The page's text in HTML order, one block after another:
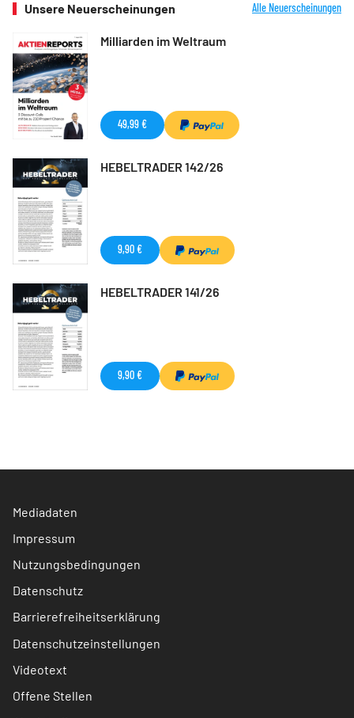
Unsere Neuerscheinungen Alle Neuerscheinungen
Milliarden im Weltraum
49,99 €
HEBELTRADER 142/26
9,90 €
HEBELTRADER 141/26
9,90 €
Mediadaten
Impressum
Nutzungsbedingungen
Datenschutz
Barrierefreiheitserklärung
Datenschutzeinstellungen
Videotext
Offene Stellen